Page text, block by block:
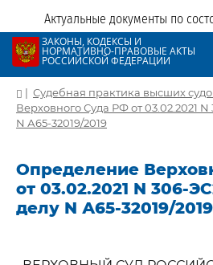
Актуальные документы по
ЗАКОНЫ, КОДЕКСЫ И
НОРМАТИВНО-ПРАВОВЫЕ АКТЫ
РОССИЙСКОЙ ФЕДЕРАЦИИ
| Судебная практика высших
Верховного Суда РФ от 03.02.2021
N А65-32019/2019
Определение
от 03.02.2021 N 306-
делу N А65-32019/2019